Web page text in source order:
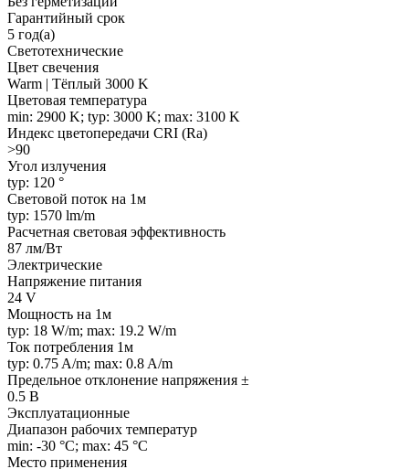
Гарантийный срок
5 год(а)
Светотехнические
Цвет свечения
Warm | Тёплый 3000 K
Цветовая температура
min: 2900 K; typ: 3000 K; max: 3100 K
Индекс цветопередачи CRI (Ra)
>90
Угол излучения
typ: 120 °
Световой поток на 1м
typ: 1570 lm/m
Расчетная световая эффективность
87 лм/Вт
Электрические
Напряжение питания
24 V
Мощность на 1м
typ: 18 W/m; max: 19.2 W/m
Ток потребления 1м
typ: 0.75 A/m; max: 0.8 A/m
Предельное отклонение напряжения ±
0.5 В
Эксплуатационные
Диапазон рабочих температур
min: -30 °C; max: 45 °C
Место применения